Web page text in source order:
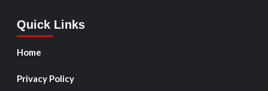
Quick Links
Home
Privacy Policy